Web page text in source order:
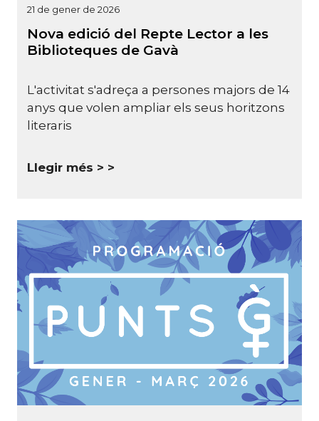
21 de gener de 2026
Nova edició del Repte Lector a les
Biblioteques de Gavà
L'activitat s'adreça a persones majors de 14
anys que volen ampliar els seus horitzons
literaris
Llegir més >